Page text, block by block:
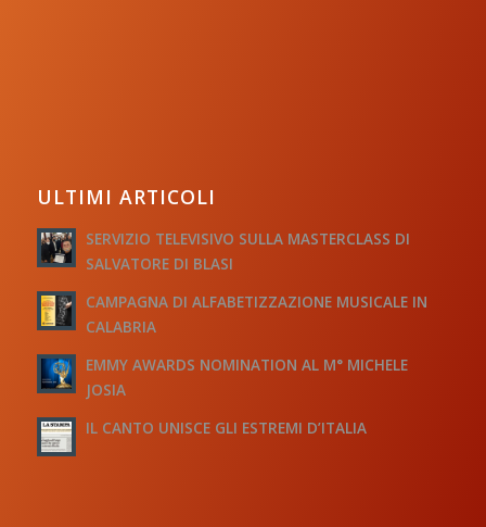
ULTIMI ARTICOLI
SERVIZIO TELEVISIVO SULLA MASTERCLASS DI
SALVATORE DI BLASI
CAMPAGNA DI ALFABETIZZAZIONE MUSICALE IN
CALABRIA
EMMY AWARDS NOMINATION AL M° MICHELE
JOSIA
IL CANTO UNISCE GLI ESTREMI D’ITALIA